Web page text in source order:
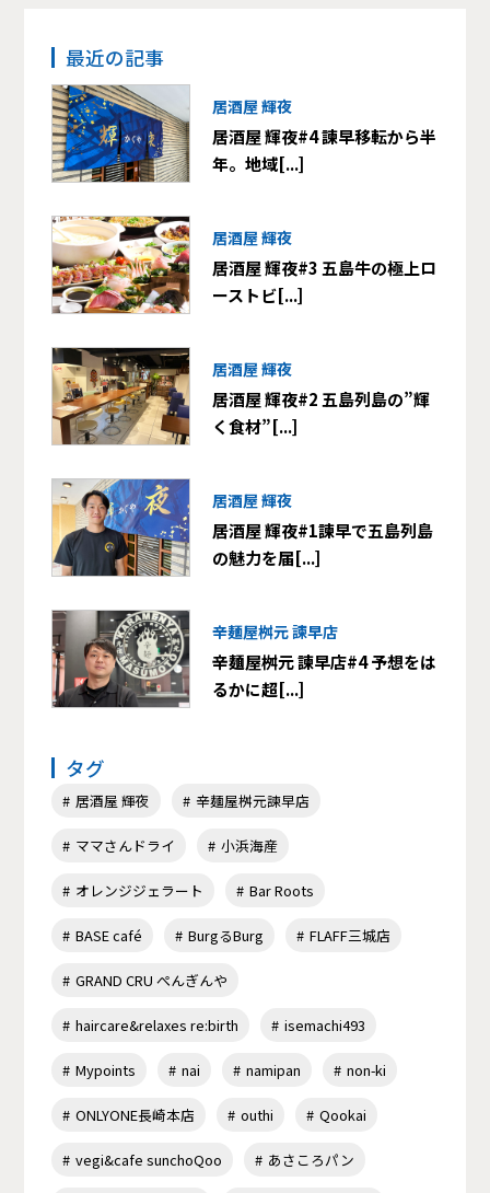
最近の記事
居酒屋 輝夜
居酒屋 輝夜#4 諫早移転から半
年。地域[...]
居酒屋 輝夜
居酒屋 輝夜#3 五島牛の極上ロ
ーストビ[...]
居酒屋 輝夜
居酒屋 輝夜#2 五島列島の”輝
く食材”[...]
居酒屋 輝夜
居酒屋 輝夜#1諫早で五島列島
の魅力を届[...]
辛麺屋桝元 諫早店
辛麺屋桝元 諫早店#4 予想をは
るかに超[...]
タグ
居酒屋 輝夜 辛麺屋桝元諫早店
ママさんドライ 小浜海産
オレンジジェラート Bar Roots
BASE café BurgるBurg FLAFF三城店
GRAND CRU ぺんぎんや
haircare&relaxes re:birth isemachi493
Mypoints nai namipan non-ki
ONLYONE長崎本店 outhi Qookai
vegi&cafe sunchoQoo あさころパン